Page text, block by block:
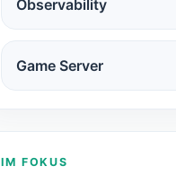
Observability
Game Server
IM FOKUS